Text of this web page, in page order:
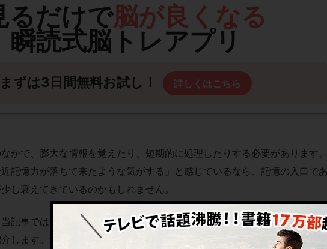
るだけで脳が良くなる
瞬読式脳トレアプリ
まずは3日間無料お試し！ 詳しくはこちら
かで、膨大な情報を覚えたり、短期的に処理したりする必要があります。
記憶力が落ちて来たような気がする」と感じているなら、記憶の入口であ
し衰えてきているのかもしれません。
記事では、一時記憶のしくみをわかりやすく解説し、記憶力を効果的に
します。勉強や仕事のパフォーマンスをアップさせるヒントが満載ですの